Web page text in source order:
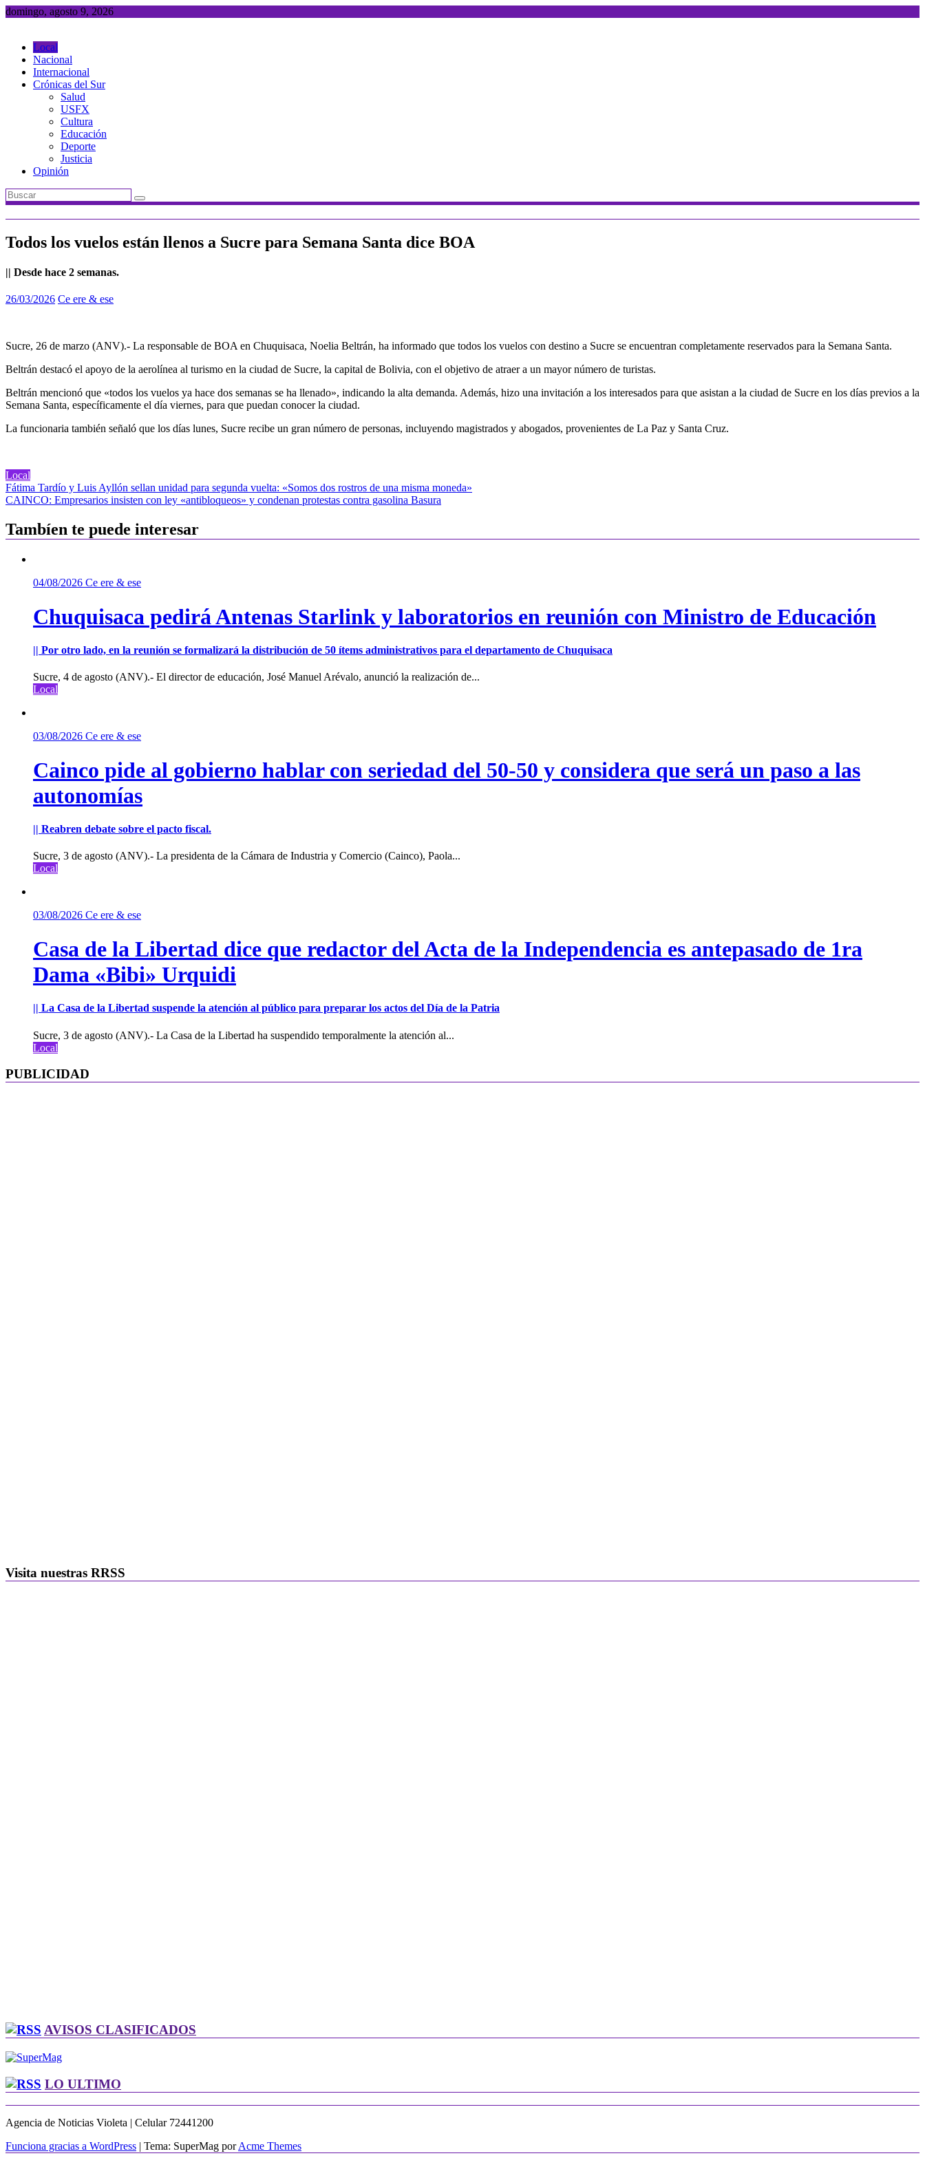
Saltar
domingo, agosto 9, 2026
Local
Nacional
Internacional
Crónicas del Sur
Salud
USFX
Cultura
Educación
Deporte
Justicia
Opinión
Todos los vuelos están llenos a Sucre para Semana Santa dice BOA
|| Desde hace 2 semanas.
26/03/2026 Ce ere & ese
Sucre, 26 de marzo (ANV).- La responsable de BOA en Chuquisaca, Noelia Beltrán, ha informado que todos los vuelos con destino a Sucre se encuentran completamente reservados para la Semana Santa.
Beltrán destacó el apoyo de la aerolínea al turismo en la ciudad de Sucre, la capital de Bolivia, con el objetivo de atraer a un mayor número de turistas.
Beltrán mencionó que «todos los vuelos ya hace dos semanas se ha llenado», indicando la alta demanda. Además, hizo una invitación a los interesados para que asistan a la ciudad de Sucre en los días previos a la
Semana Santa, específicamente el día viernes, para que puedan conocer la ciudad.
La funcionaria también señaló que los días lunes, Sucre recibe un gran número de personas, incluyendo magistrados y abogados, provenientes de La Paz y Santa Cruz.
Local
Navegación
de
entradas
Fátima Tardío y Luis Ayllón sellan unidad para segunda vuelta: «Somos dos rostros de una misma moneda»
CAINCO: Empresarios insisten con ley «antibloqueos» y condenan protestas contra gasolina Basura
Tambíen te puede interesar
04/08/2026 Ce ere & ese
Chuquisaca pedirá Antenas Starlink y laboratorios en reunión con Ministro de Educación
|| Por otro lado, en la reunión se formalizará la distribución de 50 ítems administrativos para el departamento de Chuquisaca
Sucre, 4 de agosto (ANV).- El director de educación, José Manuel Arévalo, anunció la realización de...
Local
03/08/2026 Ce ere & ese
Cainco pide al gobierno hablar con seriedad del 50-50 y considera que será un paso a las
autonomías
|| Reabren debate sobre el pacto fiscal.
Sucre, 3 de agosto (ANV).- La presidenta de la Cámara de Industria y Comercio (Cainco), Paola...
Local
03/08/2026 Ce ere & ese
Casa de la Libertad dice que redactor del Acta de la Independencia es antepasado de 1ra
Dama «Bibi» Urquidi
|| La Casa de la Libertad suspende la atención al público para preparar los actos del Día de la Patria
Sucre, 3 de agosto (ANV).- La Casa de la Libertad ha suspendido temporalmente la atención al...
Local
PUBLICIDAD
Visita nuestras RRSS
AVISOS CLASIFICADOS
LO ULTIMO
Agencia de Noticias Violeta | Celular 72441200
Funciona gracias a WordPress | Tema: SuperMag porAcme Themes